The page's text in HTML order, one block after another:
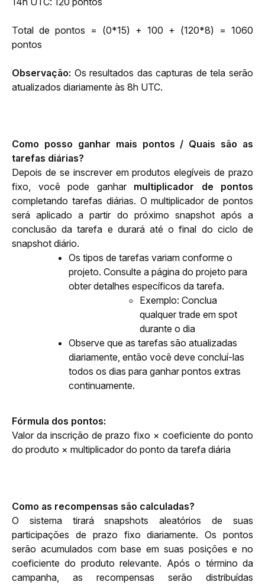
Total de pontos = (0*15) + 100 + (120*8) = 1060
pontos
Observação: Os resultados das capturas de tela serão
atualizados diariamente às 8h UTC.
Como posso ganhar mais pontos / Quais são as
tarefas diárias?
Depois de se inscrever em produtos elegíveis de prazo
fixo, você pode ganhar multiplicador de pontos
completando tarefas diárias. O multiplicador de pontos
será aplicado a partir do próximo snapshot após a
conclusão da tarefa e durará até o final do ciclo de
snapshot diário.
Os tipos de tarefas variam conforme o
projeto. Consulte a página do projeto para
obter detalhes específicos da tarefa.
Exemplo: Conclua
qualquer trade em spot
durante o dia
Observe que as tarefas são atualizadas
diariamente, então você deve concluí-las
todos os dias para ganhar pontos extras
continuamente.
Fórmula dos pontos:
Valor da inscrição de prazo fixo × coeficiente do ponto
do produto × multiplicador do ponto da tarefa diária
Como as recompensas são calculadas?
O sistema tirará snapshots aleatórios de suas
participações de prazo fixo diariamente. Os pontos
serão acumulados com base em suas posições e no
coeficiente do produto relevante. Após o término da
campanha, as recompensas serão distribuídas